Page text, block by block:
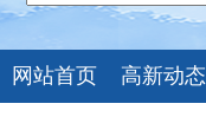
网站首页 高新动态